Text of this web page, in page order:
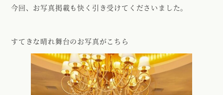
今回、お写真掲載も快く引き受けてくださいました。
すてきな晴れ舞台のお写真がこちら